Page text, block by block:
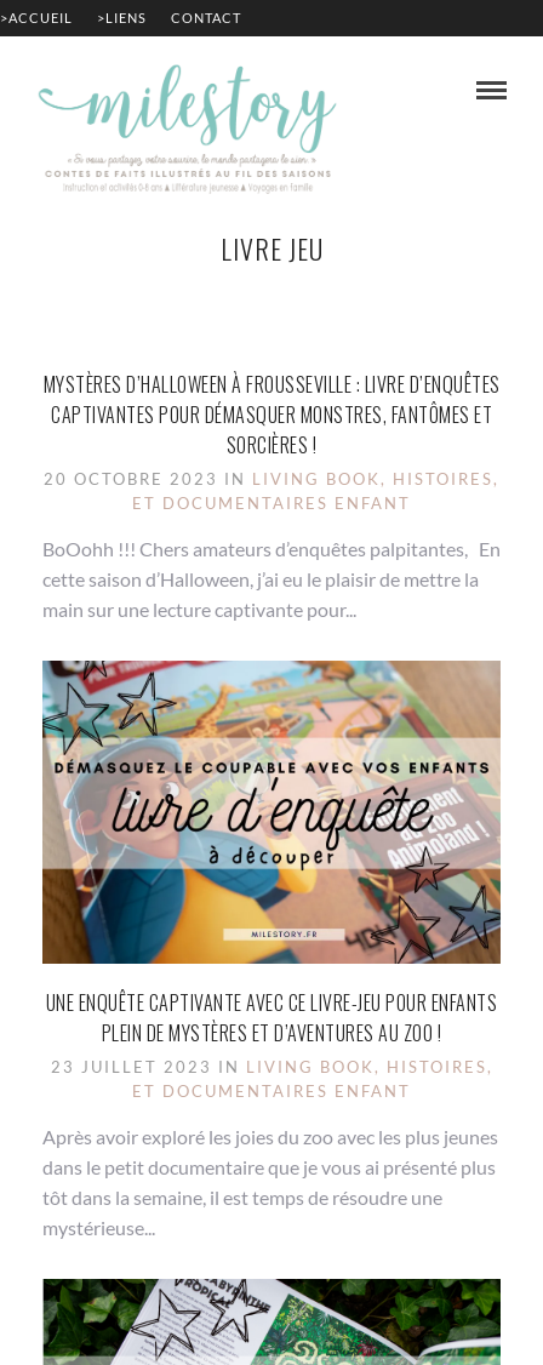
>ACCUEIL >LIENS CONTACT
LIVRE JEU
MYSTÈRES D’HALLOWEEN À FROUSSEVILLE : LIVRE D’ENQUÊTES
CAPTIVANTES POUR DÉMASQUER MONSTRES, FANTÔMES ET
SORCIÈRES !
20 OCTOBRE 2023 IN LIVING BOOK, HISTOIRES,
ET DOCUMENTAIRES ENFANT
BoOohh !!! Chers amateurs d’enquêtes palpitantes, En
cette saison d’Halloween, j’ai eu le plaisir de mettre la
main sur une lecture captivante pour...
UNE ENQUÊTE CAPTIVANTE AVEC CE LIVRE-JEU POUR ENFANTS
PLEIN DE MYSTÈRES ET D’AVENTURES AU ZOO !
23 JUILLET 2023 IN LIVING BOOK, HISTOIRES,
ET DOCUMENTAIRES ENFANT
Après avoir exploré les joies du zoo avec les plus jeunes
dans le petit documentaire que je vous ai présenté plus
tôt dans la semaine, il est temps de résoudre une
mystérieuse...